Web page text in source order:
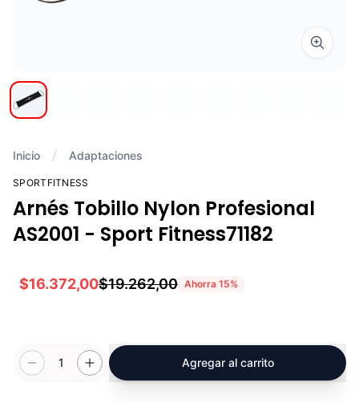
Zoom
Inicio Adaptaciones
SPORTFITNESS
Arnés Tobillo Nylon Profesional
AS2001 - Sport Fitness71182
$16.372,00$19.262,00 Ahorra 15%
1 Agregar al carrito